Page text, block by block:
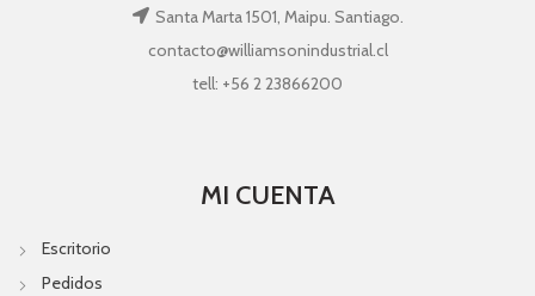
Santa Marta 1501, Maipu. Santiago.
contacto@williamsonindustrial.cl
tell: +56 2 23866200
MI CUENTA
Escritorio
Pedidos